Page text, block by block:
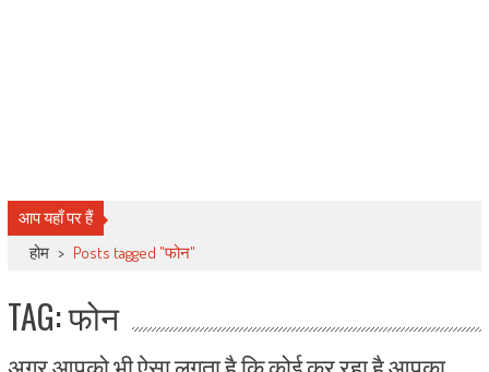
आप यहाँ पर हैं
होम > Posts tagged "फोन"
TAG: फोन